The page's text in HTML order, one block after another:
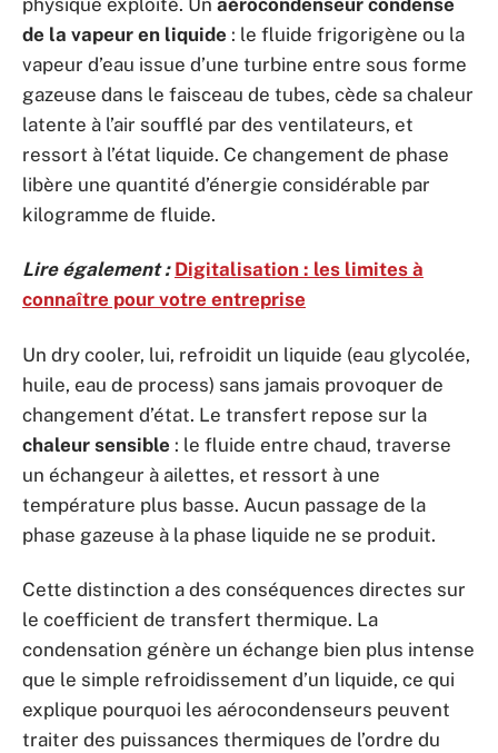
de la vapeur en liquide : le fluide frigorigène ou la
vapeur d’eau issue d’une turbine entre sous forme
gazeuse dans le faisceau de tubes, cède sa chaleur
latente à l’air soufflé par des ventilateurs, et
ressort à l’état liquide. Ce changement de phase
libère une quantité d’énergie considérable par
kilogramme de fluide.
Lire également : Digitalisation : les limites à
connaître pour votre entreprise
Un dry cooler, lui, refroidit un liquide (eau glycolée,
huile, eau de process) sans jamais provoquer de
changement d’état. Le transfert repose sur la
chaleur sensible : le fluide entre chaud, traverse
un échangeur à ailettes, et ressort à une
température plus basse. Aucun passage de la
phase gazeuse à la phase liquide ne se produit.
Cette distinction a des conséquences directes sur
le coefficient de transfert thermique. La
condensation génère un échange bien plus intense
que le simple refroidissement d’un liquide, ce qui
explique pourquoi les aérocondenseurs peuvent
traiter des puissances thermiques de l’ordre du